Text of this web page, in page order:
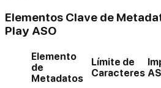
Elementos Clave de
Play ASO
Elemento
de
Metadatos
Límite de
Caracteres